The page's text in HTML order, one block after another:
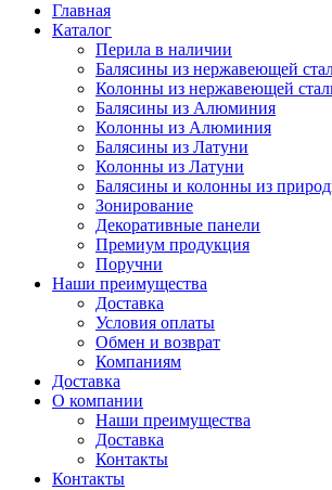
Главная
Каталог
Перила в наличии
Балясины из нержавеющей
Колонны из нержавеющей
Балясины из Алюминия
Колонны из Алюминия
Балясины из Латуни
Колонны из Латуни
Балясины и колонны из
Зонирование
Декоративные панели
Премиум продукция
Поручни
Наши преимущества
Доставка
Условия оплаты
Обмен и возврат
Компаниям
Доставка
О компании
Наши преимущества
Доставка
Контакты
Контакты